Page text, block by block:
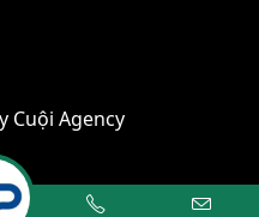
Cuội Agency